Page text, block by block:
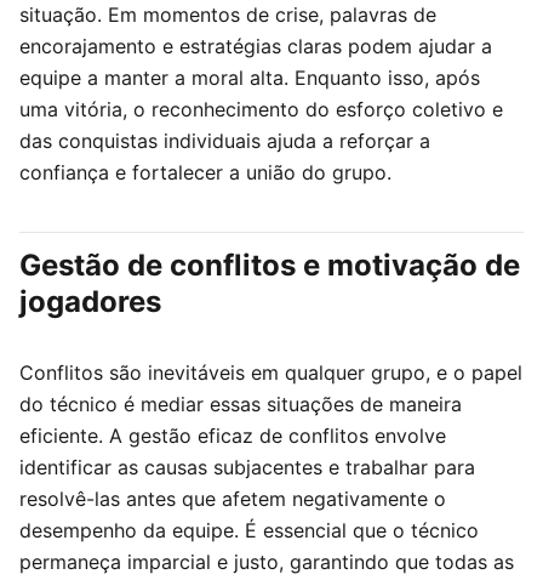
situação. Em momentos de crise, palavras de
encorajamento e estratégias claras podem ajudar a
equipe a manter a moral alta. Enquanto isso, após
uma vitória, o reconhecimento do esforço coletivo e
das conquistas individuais ajuda a reforçar a
confiança e fortalecer a união do grupo.
Gestão de conflitos e motivação de
jogadores
Conflitos são inevitáveis em qualquer grupo, e o papel
do técnico é mediar essas situações de maneira
eficiente. A gestão eficaz de conflitos envolve
identificar as causas subjacentes e trabalhar para
resolvê-las antes que afetem negativamente o
desempenho da equipe. É essencial que o técnico
permaneça imparcial e justo, garantindo que todas as